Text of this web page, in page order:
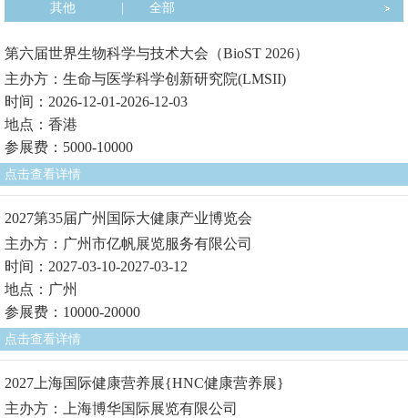
其他
全部
第六届世界生物科学与技术大会（BioST 2026）
主办方：生命与医学科学创新研究院(LMSII)
时间：2026-12-01-2026-12-03
地点：香港
参展费：5000-10000
点击查看详情
2027第35届广州国际大健康产业博览会
主办方：广州市亿帆展览服务有限公司
时间：2027-03-10-2027-03-12
地点：广州
参展费：10000-20000
点击查看详情
2027上海国际健康营养展{HNC健康营养展}
主办方：上海博华国际展览有限公司